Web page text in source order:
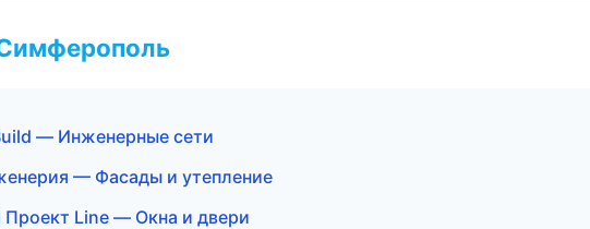
— Инженерные сети
— Фасады и утепление
Line — Окна и двери